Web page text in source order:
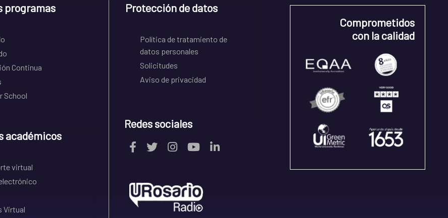
programas
Continua
School
académicos
virtual
Virtual
Protección de datos
Política de tratamiento de
datos personales
Solicitudes
Aviso de privacidad
Redes sociales
Comprometidos
con la calidad